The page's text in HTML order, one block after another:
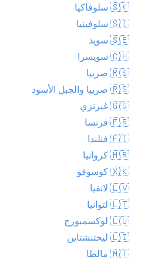
🇸🇰 سلوفاكيا
🇸🇮 سلوفينيا
🇸🇪 سويد
🇨🇭 سويسرا
🇷🇸 صربيا
🇷🇸 صربيا والجبل الأسود
🇬🇬 غيرنزي
🇫🇷 فرنسا
🇫🇮 فنلندا
🇭🇷 كرواتيا
🇽🇰 كوسوفو
🇱🇻 لاتفيا
🇱🇹 لتوانيا
🇱🇺 لوكسمبورج
🇱🇮 ليختنشتاين
🇲🇹 مالطا